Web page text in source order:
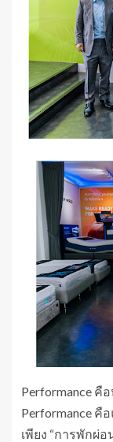
Performance
Performance
เพียง “การพักผ่